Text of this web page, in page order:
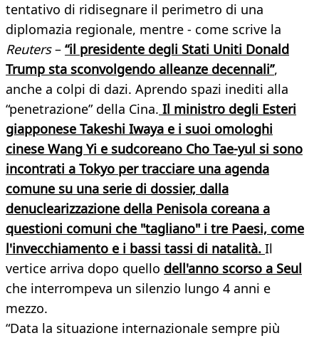
tentativo di ridisegnare il perimetro di una
diplomazia regionale, mentre - come scrive la
Reuters– “il presidente degli Stati Uniti Donald
Trump sta sconvolgendo alleanze decennali”,
anche a colpi di dazi. Aprendo spazi inediti alla
“penetrazione” della Cina. Il ministro degli Esteri
giapponese Takeshi Iwaya e i suoi omologhi
cinese Wang Yi e sudcoreano Cho Tae-yul si sono
incontrati a Tokyo per tracciare una agenda
comune su una serie di dossier, dalla
denuclearizzazione della Penisola coreana a
questioni comuni che "tagliano" i tre Paesi, come
l'invecchiamento e i bassi tassi di natalità. Il
vertice arriva dopo quello dell'anno scorso a Seul
che interrompeva un silenzio lungo 4 anni e
mezzo.
“Data la situazione internazionale sempre più